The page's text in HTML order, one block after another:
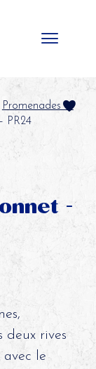
Promenades et
PR24
-
deux rives
le